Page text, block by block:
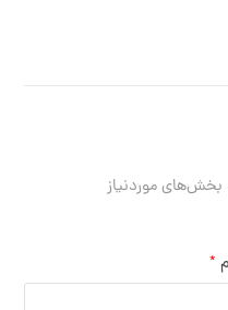
بخش‌های موردنیاز
*